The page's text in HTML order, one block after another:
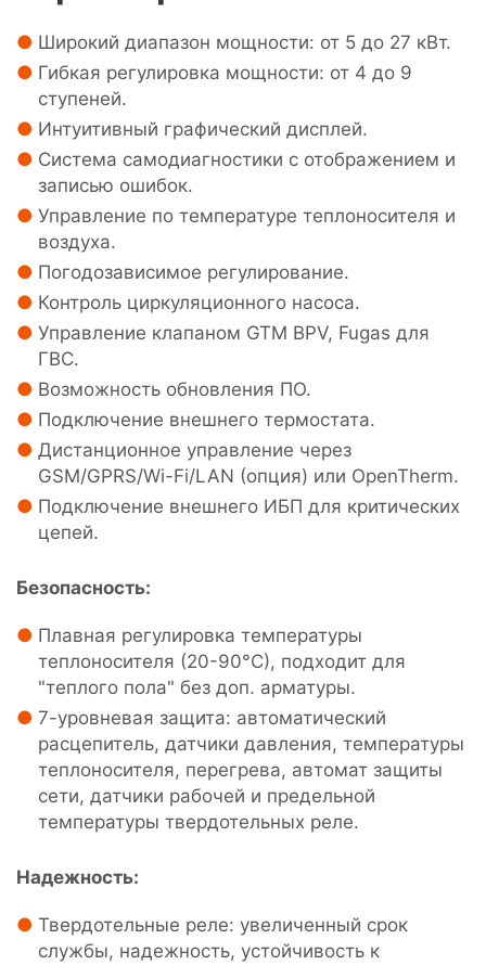
Широкий диапазон мощности: от 5 до 27 кВт.
Гибкая регулировка мощности: от 4 до 9
ступеней.
Интуитивный графический дисплей.
Система самодиагностики с отображением и
записью ошибок.
Управление по температуре теплоносителя и
воздуха.
Погодозависимое регулирование.
Контроль циркуляционного насоса.
Управление клапаном GTM BPV, Fugas для
ГВС.
Возможность обновления ПО.
Подключение внешнего термостата.
Дистанционное управление через
GSM/GPRS/Wi-Fi/LAN (опция) или OpenTherm.
Подключение внешнего ИБП для критических
цепей.
Безопасность:
Плавная регулировка температуры
теплоносителя (20-90°С), подходит для
"теплого пола" без доп. арматуры.
7-уровневая защита: автоматический
расцепитель, датчики давления, температуры
теплоносителя, перегрева, автомат защиты
сети, датчики рабочей и предельной
температуры твердотельных реле.
Надежность:
Твердотельные реле: увеличенный срок
службы, надежность, устойчивость к